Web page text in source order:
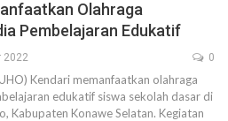
Olahraga
Pembelajaran Edukatif
2022 0
Kendari memanfaatkan olahraga
edukatif siswa sekolah dasar di
Kabupaten Konawe Selatan. Kegiatan